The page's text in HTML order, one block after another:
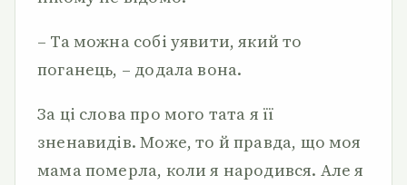
– Та можна собі уявити, який то
поганець, – додала вона.
За ці слова про мого тата я її
зненавидів. Може, то й правда, що моя
мама померла, коли я народився. Але я